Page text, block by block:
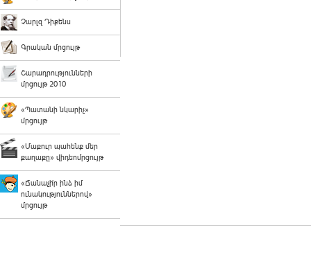
Չարլզ Դիքենս
Գրական մրցույթ
Շարադրությունների
մրցույթ 2010
«Պատանի նկարիչ»
մրցույթ
«Մաքուր պահենք մեր
քաղաքը» վիդեոմրցույթ
«Ճանաչի՛ր ինձ իմ
ունակություններով»
մրցույթ